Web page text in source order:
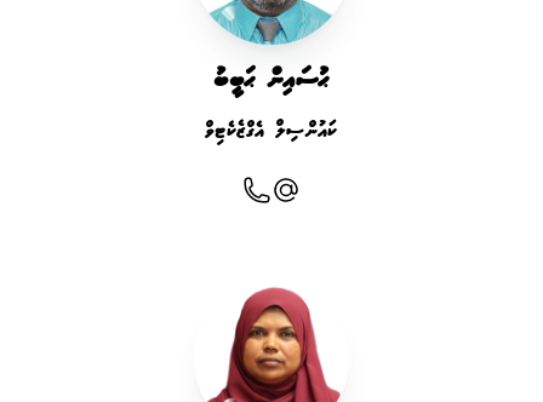
ޙުސައިން ޙަބީބު
ކައުންސިލް އެގްޒެކެޓިވް